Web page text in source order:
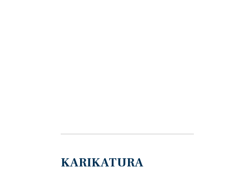
KARIKATURA